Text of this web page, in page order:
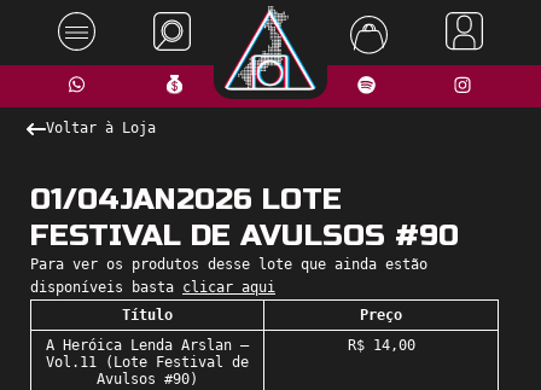
Voltar à Loja
01/04JAN2026 LOTE
FESTIVAL DE AVULSOS #90
Para ver os produtos desse lote que ainda estão
disponíveis basta clicar aqui
Título
Preço
A Heróica Lenda Arslan –
Vol.11 (Lote Festival de
Avulsos #90)
R$ 14,00